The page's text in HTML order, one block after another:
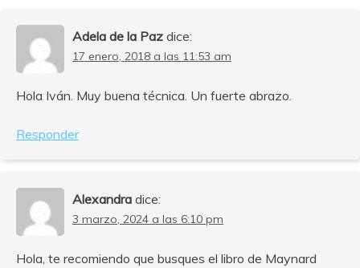
Adela de la Paz dice:
17 enero, 2018 a las 11:53 am
Hola Iván. Muy buena técnica. Un fuerte abrazo.
Responder
Alexandra dice:
3 marzo, 2024 a las 6:10 pm
Hola, te recomiendo que busques el libro de Maynard